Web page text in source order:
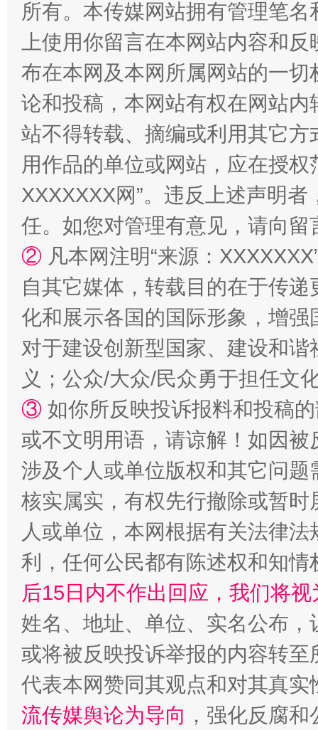
扯下公款旅游的“隐身衣”
“蜀中异人”王建安的艺术幻境
完善运行机制助力责任有效落实 一纸欠
所有。本传媒网站拥有管理笔
上使用你留言在本网站内容和
布在本网及本网所属网站的一
论和投稿，本网站有权在网站
站不得转载、摘编或利用其它
用作品的单位或网站，应在授
XXXXXXX网”。违反上述声明
任。如您对管理有意见，请向
② 凡本网注明“来源：
自其它媒体，转载目的在于传
化和展示各国的国际形象，增
对于建设创新型国家、建设和
义；公众/大众/民众勇于担任文
③ 如你所反映投诉报料和投稿
或不文明用语，请谅解！如因
涉及个人或单位版权和其它问题
核实属实，有权先行撤除或暂
人或单位，本网根据有关法律
利，任何公民都有陈述权和知情
后15日内不作出回应，我们将
姓名、地址、单位、实名公布
或将被反映投诉举报的内容转
代表本网赞同其观点和对其真实
流传媒舆论为导向 ，强化反腐